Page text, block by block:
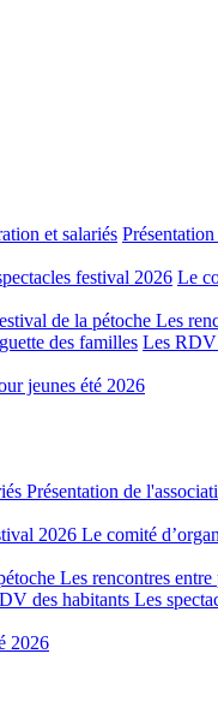
et salariés
festival 2026 Le
de la pétoche Les
des familles Les RDV
jeunes été 2026
Présentation de
2026 Le comité
Les rencontres entre
des habitants Les
2026